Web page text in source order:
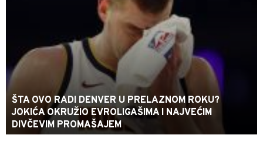
ŠTA OVO RADI DENVER U PRELAZNOM ROKU?
JOKIĆA OKRUŽIO EVROLIGAŠIMA I NAJVEĆIM
DIVČEVIM PROMAŠAJEM